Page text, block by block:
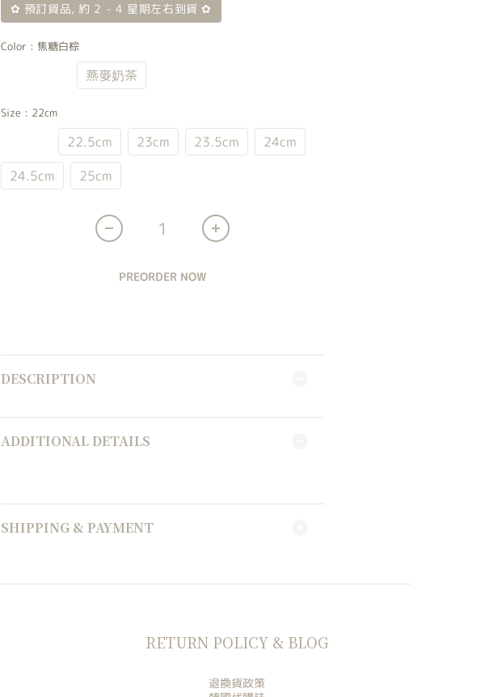
✿ 預訂貨品, 約 2 - 4 星期左右到貨 ✿
Color : 焦糖白棕
燕麥奶茶
Size : 22cm
22.5cm 23cm 23.5cm
24cm
24.5cm
25cm
PREORDER NOW
DESCRIPTION
ADDITIONAL DETAILS
SHIPPING & PAYMENT
RETURN POLICY & BLOG
退換貨政策